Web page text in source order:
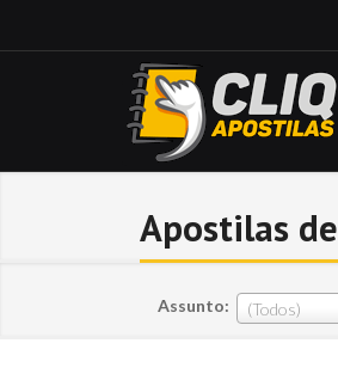
Apostilas
Assunto: (Todos)